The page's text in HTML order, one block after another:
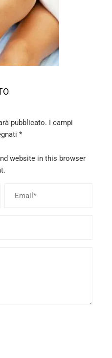
pubblicato. I campi
*
website in this browser